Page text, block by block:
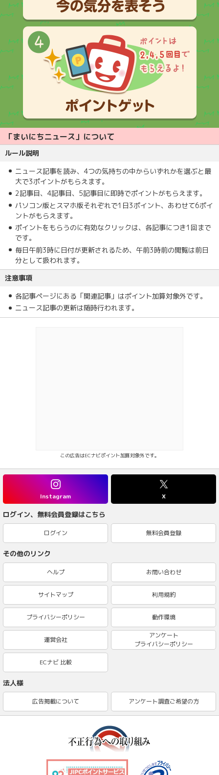
「まいにちニュース」について
ルール説明
ニュース記事を読み、4つの気持ちの中からいずれかを選ぶと最
大で3ポイントがもらえます。
2記事目、4記事目、5記事目に即時でポイントがもらえます。
パソコン版とスマホ版それぞれで1日3ポイント、あわせて6ポイ
ントがもらえます。
ポイントをもらうのに有効なクリックは、各記事につき1回まで
です。
毎日午前3時に日付が更新されるため、午前3時前の閲覧は前日
分として扱われます。
注意事項
各記事ページにある「関連記事」はポイント加算対象外です。
ニュース記事の更新は随時行われます。
この広告はECナビポイント加算対象外です。
Instagram X
ログイン、無料会員登録はこちら
ログイン 無料会員登録
その他のリンク
ヘルプ お問い合わせ
サイトマップ 利用規約
プライバシーポリシー 動作環境
運営会社
アンケート
プライバシーポリシー
ECナビ 比較
法人様
広告掲載について アンケート調査ご希望の方